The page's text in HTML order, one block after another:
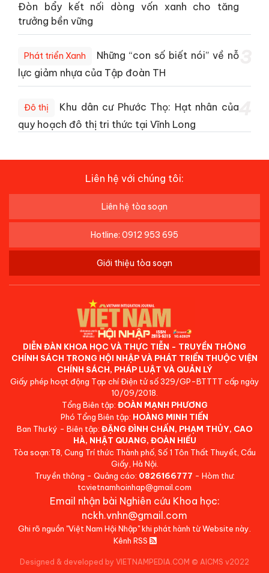
Đòn bẩy kết nối dòng vốn xanh cho tăng
trưởng bền vững
Phát triển Xanh
Những “con số biết nói” về nỗ
lực giảm nhựa của Tập đoàn TH
Đô thị
Khu dân cư Phước Thọ: Hạt nhân của
quy hoạch đô thị tri thức tại Vĩnh Long
Liên hệ với chúng tôi:
Liên hệ tòa soạn
Hotline: 0912 953 695
Giới thiệu tòa soạn
DIỄN ĐÀN KHOA HỌC VÀ THỰC TIỄN - TRUYỀN THÔNG
CHÍNH SÁCH TRONG HỘI NHẬP VÀ PHÁT TRIỂN THUỘC VIỆN
CHÍNH SÁCH, PHÁP LUẬT VÀ QUẢN LÝ
Giấy phép hoạt động Tạp chí Điện tử số 329/GP-BTTTT cấp ngày
10/09/2018.
Tổng Biên tập: ĐOÀN MẠNH PHƯƠNG
Phó Tổng Biên tập: HOÀNG MINH TIẾN
Ban Thư ký - Biên tập: ĐẶNG ĐÌNH CHẤN, PHẠM THỦY, CAO
HÀ, NHẬT QUANG, ĐOÀN HIẾU
Tòa soạn:T8, Cung Trí thức Thành phố, Số 1 Tôn Thất Thuyết, Cầu
Giấy, Hà Nội.
Truyền thông - Quảng cáo: 0826166777 - Hòm thư:
tcvietnamhoinhap@gmail.com
Email nhận bài Nghiên cứu Khoa học:
nckh.vnhn@gmail.com
Ghi rõ nguồn "Việt Nam Hội Nhập" khi phát hành từ Website này.
Kênh RSS
Designed & developed by VIETNAMPEDIA.COM © AICMS v2022